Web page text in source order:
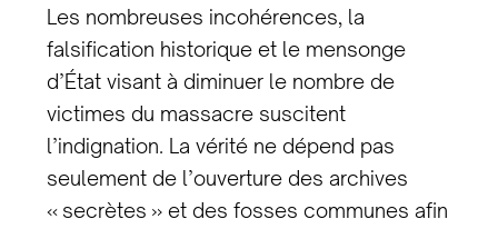
Les nombreuses incohérences, la
falsification historique et le mensonge
d’État visant à diminuer le nombre de
victimes du massacre suscitent
l’indignation. La vérité ne dépend pas
seulement de l’ouverture des archives
« secrètes » et des fosses communes afin